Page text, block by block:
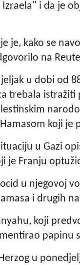
i da je
je, kako se
na
u dobi od
trebala istražiti
koji je
u Gazi
je Franju
u njegovoj
i drugih
koji
papinu
u